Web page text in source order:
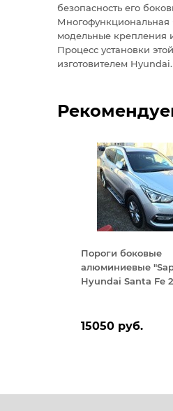
безопасность его
Многофункциональная
модельные крепления
Процесс установки
изготовителем Hyundai.
Пороги боковые
алюминиевые
Hyundai Santa Fe
15050 руб.